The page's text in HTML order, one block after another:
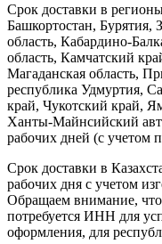
Срок доставки в
Башкортостан, Бурятия,
область, Кабардино-
область, Камчатский
Магаданская область,
республика Удмуртия,
край, Чукотский край,
Ханты-Майнсийский
рабочих дней (с учетом
Срок доставки в
рабочих дня с учетом
Обращаем внимание, что
потребуется ИНН для
оформления, для